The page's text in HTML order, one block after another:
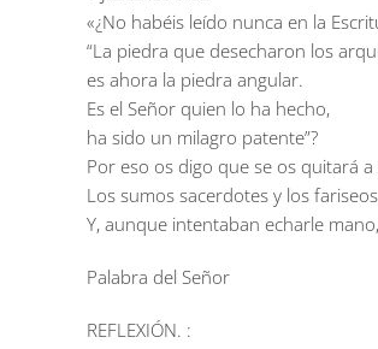
«¿No habéis leído nunca en la
“La piedra que desecharon los
es ahora la piedra angular.
Es el Señor quien lo ha hecho,
ha sido un milagro patente”?
Por eso os digo que se os quitará
Los sumos sacerdotes y los
Y, aunque intentaban echarle
Palabra del Señor
REFLEXIÓN. :